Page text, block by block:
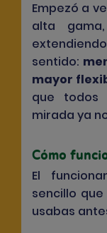
Empezó a
alta
sentido:
mayor
que todos
mirada ya
Cómo
El
sencillo
usabas